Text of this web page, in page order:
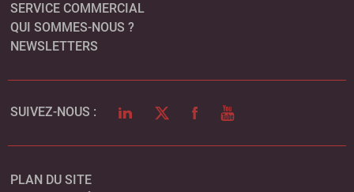
SERVICE COMMERCIAL
QUI SOMMES-NOUS ?
NEWSLETTERS
SUIVEZ-NOUS : LINKEDINTWITTERFACEBOOK
YOUTUBE
PLAN DU SITE